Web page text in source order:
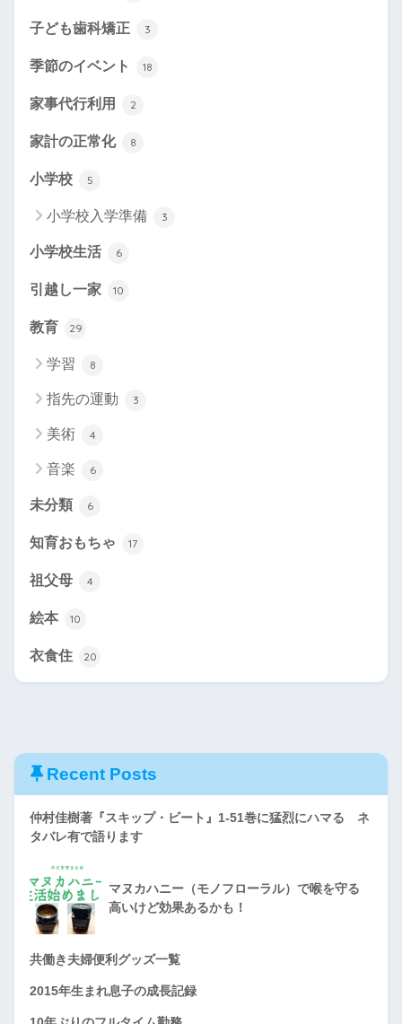
子ども歯科矯正 3
季節のイベント 18
家事代行利用 2
家計の正常化 8
小学校 5
小学校入学準備 3
小学校生活 6
引越し一家 10
教育 29
学習 8
指先の運動 3
美術 4
音楽 6
未分類 6
知育おもちゃ 17
祖父母 4
絵本 10
衣食住 20
Recent Posts
仲村佳樹著『スキップ・ビート』1-51巻に猛烈にハマる ネ
タバレ有で語ります
マヌカハニー（モノフローラル）で喉を守る
高いけど効果あるかも！
共働き夫婦便利グッズ一覧
2015年生まれ息子の成長記録